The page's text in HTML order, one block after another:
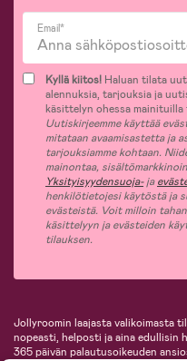
Email*
Kyllä kiitos! Haluan tilata
alennuksia, tarjouksia ja
käsittelyn ohessa mainituilla
Uutiskirjeemme käyttää
mitataan avaamisastetta ja
tarjouksiamme kohtaan.
mainontaa,
Yksityisyydensuoja-ja
henkilötietojesi käytöstä ja
evästeistä. Voit milloin
käsittelyyn ja evästeiden
tilauksen.
Jollyroomin laajasta valikoimasta
nopeasti, helposti ja aina edullisin
365 päivän palautusoikeuden